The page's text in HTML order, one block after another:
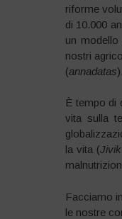
riforme
di 10.000
un modello
nostri
(annadatas
È tempo di
vita sulla
la vita (
Facciamo
le nostre